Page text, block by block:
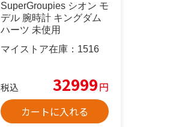
SuperGroupies シオン モ
デル 腕時計 キングダム
ハーツ 未使用
マイストア在庫： 1516
税込 32999円
カートに入れる